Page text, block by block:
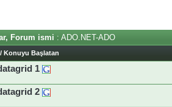
Forum ismi : ADO.NET-ADO
/ Konuyu Başlatan
1
2